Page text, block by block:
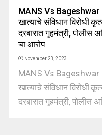
MANS Vs Bageshwar
खात्याचे संविधान विरोधी
दरबारात गृहमंत्री, पोलीस
चा आरोप
November 23, 2023
MANS Vs Bageshwar
खात्याचे संविधान विरोधी
दरबारात गृहमंत्री, पोलीस